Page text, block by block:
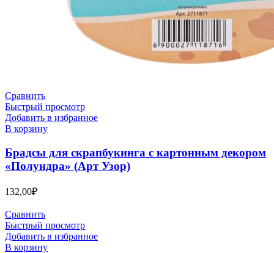
Сравнить
Быстрый просмотр
Добавить в избранное
В корзину
Брадсы для скрапбукинга с картонным декором
«Полундра» (Арт Узор)
132,00₽
Сравнить
Быстрый просмотр
Добавить в избранное
В корзину